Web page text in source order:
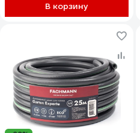
В корзину